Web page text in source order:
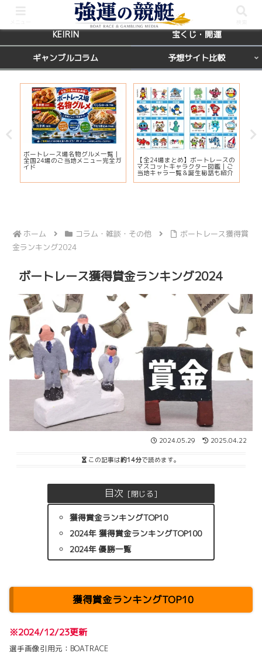
BOATRACE レース場ガイド
KEIRIN 宝くじ・開運
ギャンブルコラム 予想サイト比較
ボートレース場名物グルメ一覧｜
全国24場のご当地メニュー完全ガ
イド
【全24場まとめ】ボートレースの
マスコットキャラクター図鑑｜ご
当地キャラ一覧＆誕生秘話も紹介
ホーム コラム・雑談・その他
ボートレース獲得賞
金ランキング2024
ボートレース獲得賞金ランキング2024
2024.05.29 2025.04.22
この記事は約14分で読めます。
目次
獲得賞金ランキングTOP10
2024年 獲得賞金ランキングTOP100
2024年 優勝一覧
獲得賞金ランキングTOP10
※2024/12/23更新
選手画像引用元：BOATRACE